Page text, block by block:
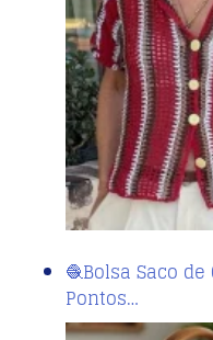
🧶Bolsa Saco
Pontos…